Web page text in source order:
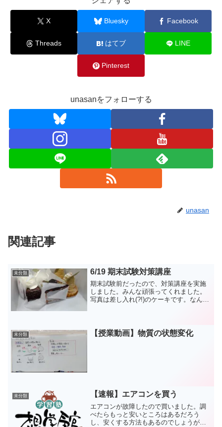
X Bluesky Facebook
Threads はてブ LINE
Pinterest
unasanをフォローする
unasan
関連記事
未分類 6/19 期末試験対策講座
期末試験前だったので、対策講座を実施
しました。みんな頑張ってくれました。
写真は差し入れ(?!)のケーキです。なんか
未分類 【授業動画】物質の状態変化
未分類 【速報】エアコンを買う
エアコンが故障したので買いました。調
べたらもっと安いところはあるだろう
し、安くする方法もあるのでしょうが、